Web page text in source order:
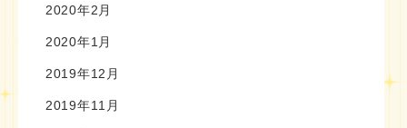
2020年2月
2020年1月
2019年12月
2019年11月